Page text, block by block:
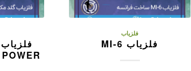
فلزیاب
فلزیاب MI-6
POWER (گلد مکس پاور)